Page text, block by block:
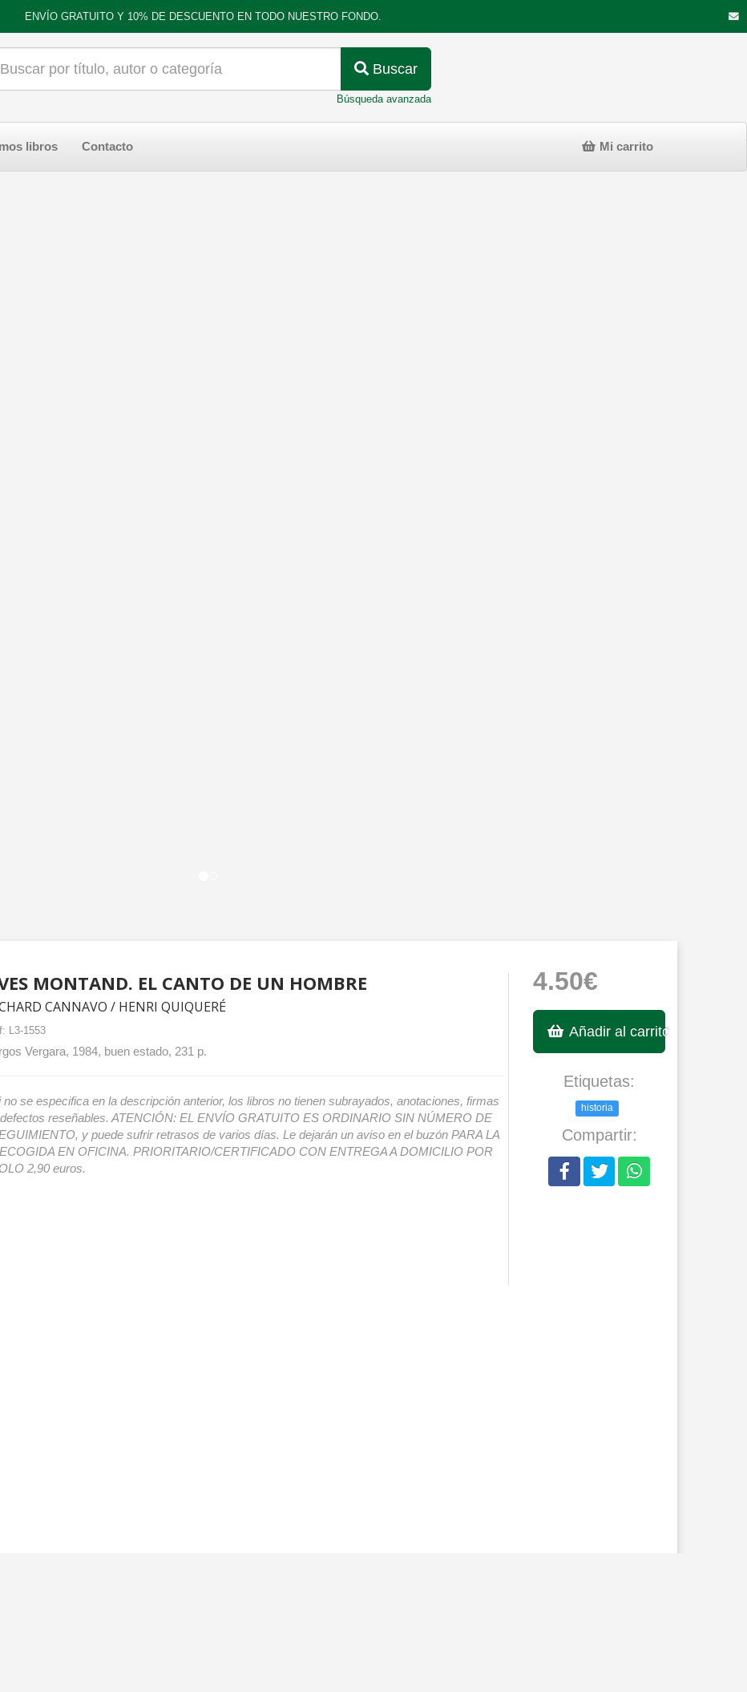
ENVÍO GRATUITO Y 10% DE DESCUENTO EN TODO NUESTRO FONDO.
Buscar
Búsqueda avanzada
libros Contacto Mi carrito
MONTAND. EL CANTO DE UN HOMBRE
CANNAVO / HENRI QUIQUERÉ
L3-1553
Vergara, 1984, buen estado, 231 p.
no se especifica en la descripción anterior, los libros no tienen subrayados, anotaciones, firmas
reseñables. ATENCIÓN: EL ENVÍO GRATUITO ES ORDINARIO SIN NÚMERO DE
y puede sufrir retrasos de varios días. Le dejarán un aviso en el buzón PARA LA
EN OFICINA. PRIORITARIO/CERTIFICADO CON ENTREGA A DOMICILIO POR
2,90 euros.
4.50€
Añadir al carrito
Etiquetas:
historia
Compartir: